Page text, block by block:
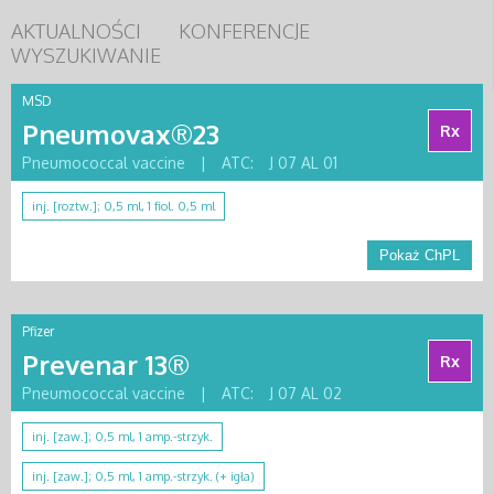
AKTUALNOŚCI
KONFERENCJE
WYSZUKIWANIE
MSD
Pneumovax®23
Rx
Pneumococcal vaccine
| ATC: J 07 AL 01
inj. [roztw.]; 0,5 ml, 1 fiol. 0,5 ml
Pokaż ChPL
Pfizer
Prevenar 13®
Rx
Pneumococcal vaccine
| ATC: J 07 AL 02
inj. [zaw.]; 0,5 ml, 1 amp.-strzyk.
inj. [zaw.]; 0,5 ml, 1 amp.-strzyk. (+ igła)